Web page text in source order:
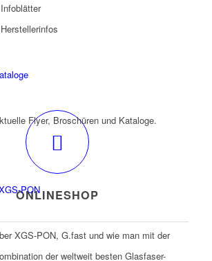
Flyer, Broschüren und Kataloge.
PON
XGS-PON, G.fast und wie man mit der
der weltweit besten Glasfaser-
ONLINESHOP